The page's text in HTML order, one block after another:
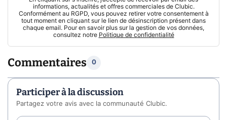
informations, actualités et offres commerciales de Clubic.
Conformément au RGPD, vous pouvez retirer votre consentement à
tout moment en cliquant sur le lien de désinscription présent dans
chaque email. Pour en savoir plus sur la gestion de vos données,
consultez notre Politique de confidentialité
Commentaires 0
Participer à la discussion
Partagez votre avis avec la communauté Clubic.